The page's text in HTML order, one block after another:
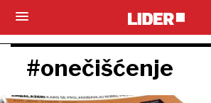
#onečišćenje